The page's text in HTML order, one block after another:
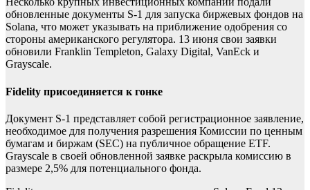
обновленные документы S-1 для запуска биржевых фондов на
Solana, что может указывать на приближение одобрения со
стороны американского регулятора. 13 июня свои заявки
обновили Franklin Templeton, Galaxy Digital, VanEck и
Grayscale.
Fidelity присоединяется к гонке
Документ S-1 представляет собой регистрационное заявление,
необходимое для получения разрешения Комиссии по ценным
бумагам и биржам (SEC) на публичное обращение ETF.
Grayscale в своей обновленной заявке раскрыла комиссию в
размере 2,5% для потенциального фонда.